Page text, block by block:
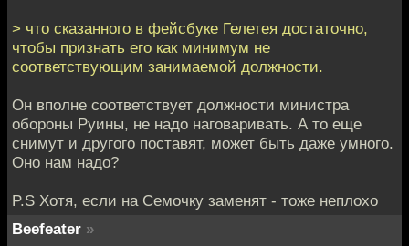
> что сказанного в фейсбуке Гелетея достаточно,
чтобы признать его как минимум не
соответствующим занимаемой должности.
Он вполне соответствует должности министра
обороны Руины, не надо наговаривать. А то еще
снимут и другого поставят, может быть даже умного.
Оно нам надо?
P.S Хотя, если на Семочку заменят - тоже неплохо
Beefeater »